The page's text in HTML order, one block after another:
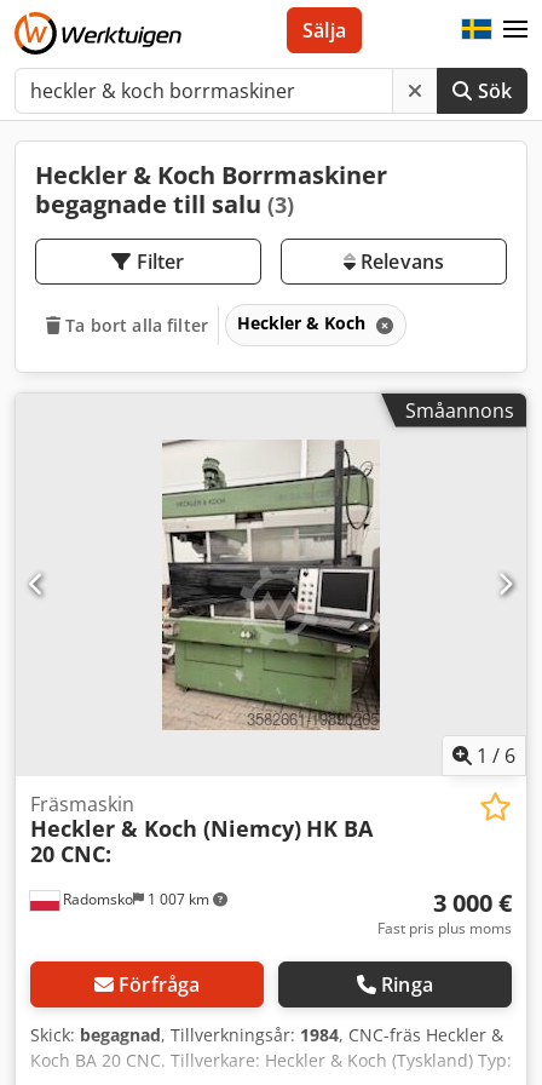
Sök
Sälja
Heckler & Koch Borrmaskiner
begagnade till salu (3)
Filter Relevans
Ta bort alla filter Heckler & Koch
Småannons
1 / 6
Radomsko 1 007 km
Fräsmaskin
Heckler & Koch (Niemcy) HK BA
20 CNC:
3 000 €
Fast pris plus moms
Förfråga Ringa
Skick: begagnad, Tillverkningsår: 1984, CNC-fräs Heckler &
Koch BA 20 CNC. Tillverkare: Heckler & Koch (Tyskland) Typ: